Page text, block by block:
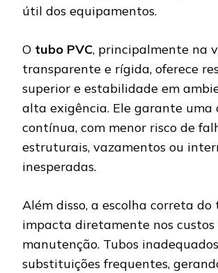
útil dos equipamentos.
O tubo PVC, principalmente na
transparente e rígida, oferece
superior e estabilidade em
alta exigência. Ele garante uma
contínua, com menor risco de
estruturais, vazamentos ou
inesperadas.
Além disso, a escolha correta do
impacta diretamente nos custos
manutenção. Tubos
substituições frequentes,